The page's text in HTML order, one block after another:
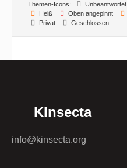
Themen-Icons:
Unbeantwortet
Heiß
Oben angepinnt
Privat
Geschlossen
KInsecta
info@kinsecta.org